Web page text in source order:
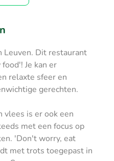
Leuven. Dit restaurant
Je kan er
relaxte sfeer en
gerechten.
vlees is er ook een
met een focus op
'Don't worry, eat
met trots toegepast in